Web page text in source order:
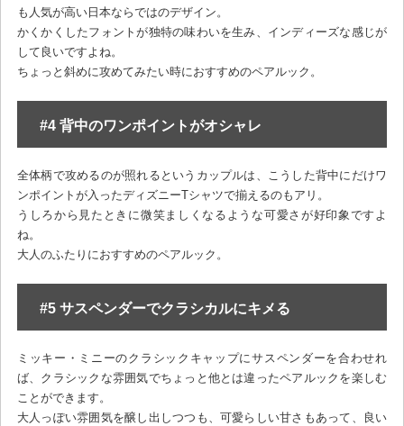
も人気が高い日本ならではのデザイン。
かくかくしたフォントが独特の味わいを生み、インディーズな感じが
して良いですよね。
ちょっと斜めに攻めてみたい時におすすめのペアルック。
#4 背中のワンポイントがオシャレ
全体柄で攻めるのが照れるというカップルは、こうした背中にだけワ
ンポイントが入ったディズニーTシャツで揃えるのもアリ。
うしろから見たときに微笑ましくなるような可愛さが好印象ですよ
ね。
大人のふたりにおすすめのペアルック。
#5 サスペンダーでクラシカルにキメる
ミッキー・ミニーのクラシックキャップにサスペンダーを合わせれ
ば、クラシックな雰囲気でちょっと他とは違ったペアルックを楽しむ
ことができます。
大人っぽい雰囲気を醸し出しつつも、可愛らしい甘さもあって、良い